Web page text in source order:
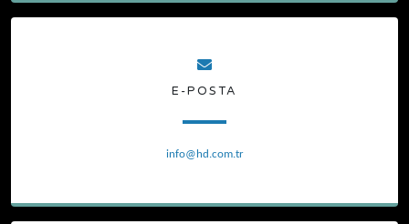
E-POSTA
info@hd.com.tr